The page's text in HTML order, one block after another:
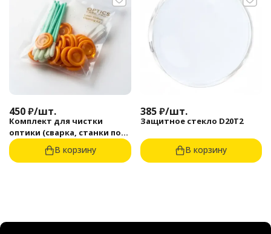
450₽/шт.
Комплект для чистки
оптики (сварка, станки по
металлу)
В корзину
385 ₽/шт.
Защитное стекло D20T2
В корзину